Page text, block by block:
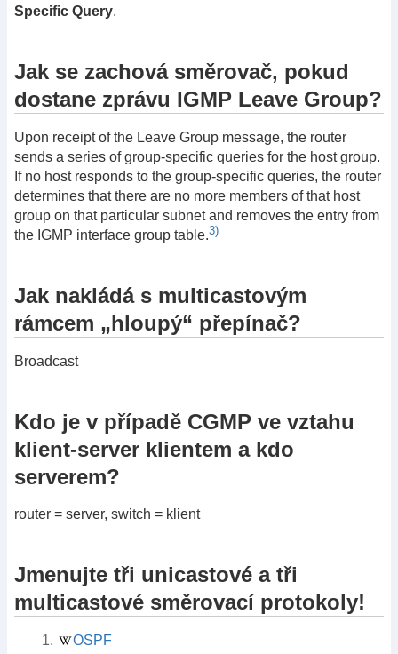
Specific Query.
Jak se zachová směrovač, pokud
dostane zprávu IGMP Leave Group?
Upon receipt of the Leave Group message, the router
sends a series of group-specific queries for the host group.
If no host responds to the group-specific queries, the router
determines that there are no more members of that host
group on that particular subnet and removes the entry from
the IGMP interface group table.3)
Jak nakládá s multicastovým
rámcem „hloupý“ přepínač?
Broadcast
Kdo je v případě CGMP ve vztahu
klient-server klientem a kdo
serverem?
router = server, switch = klient
Jmenujte tři unicastové a tři
multicastové směrovací protokoly!
OSPF